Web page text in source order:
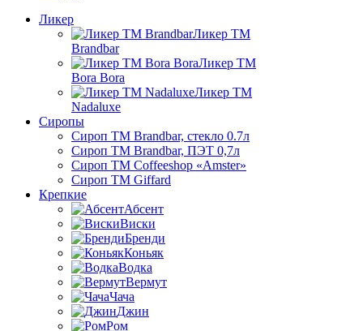
Ликер
Ликер ТМ
Brandbar
Ликер ТМ
Bora Bora
Ликер ТМ
Nadaluxe
Сиропы
Сироп TM Brandbar, стекло 0.7л
Сироп TM Brandbar, ПЭТ 0,7л
Сироп TM Coffeeshop «Amster»
Сироп TM Giffard
Крепкие
Абсент
Виски
Бренди
Коньяк
Водка
Вермут
Чача
Джин
Ром